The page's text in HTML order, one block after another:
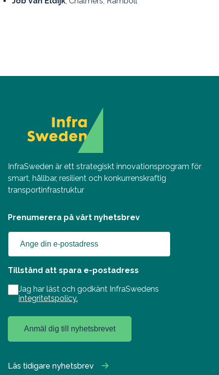
InfraSweden är ett strategiskt innovationsprogram för
smart, hållbar, resilient och konkurrenskraftig
transportinfrastruktur
Prenumerera på vårt nyhetsbrev
Tillstånd att spara e-postadress
Jag har läst och godkänt InfraSwedens
integritetspolicy.
Anmäl dig till nyhetsbrevet
Läs tidigare nyhetsbrev